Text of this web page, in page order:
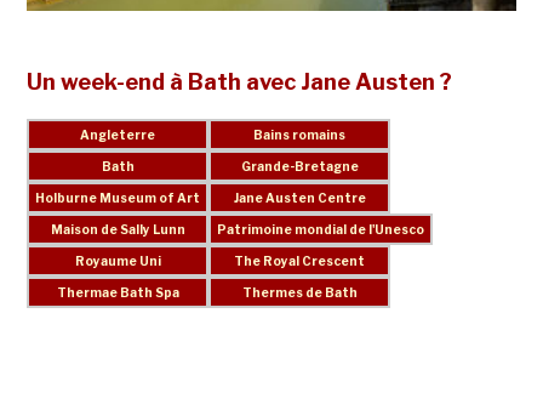
Un week-end à Bath avec Jane Austen ?